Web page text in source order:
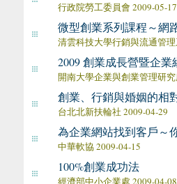
行政院勞工委員會 2009-05-17
微型創業系列課程～網
清雲科技大學行銷與流通管理
2009 創業成長營暨企
開南大學企業與創業管理研究
創業、行銷與婚姻的相
台北北新扶輪社 2009-04-29
為企業網站找到客戶～
中華軟協 2009-04-15
100%創業成功法
經濟部中小企業處 2009-04-08